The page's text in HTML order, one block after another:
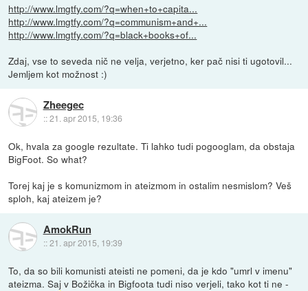
http://www.lmgtfy.com/?q=when+to+capita...
http://www.lmgtfy.com/?q=communism+and+...
http://www.lmgtfy.com/?q=black+books+of...
Zdaj, vse to seveda nič ne velja, verjetno, ker pač nisi ti ugotovil...
Jemljem kot možnost :)
Zheegec
::21. apr 2015, 19:36
Ok, hvala za google rezultate. Ti lahko tudi pogooglam, da obstaja
BigFoot. So what?
Torej kaj je s komunizmom in ateizmom in ostalim nesmislom? Veš
sploh, kaj ateizem je?
AmokRun
::21. apr 2015, 19:39
To, da so bili komunisti ateisti ne pomeni, da je kdo "umrl v imenu"
ateizma. Saj v Božička in Bigfoota tudi niso verjeli, tako kot ti ne -